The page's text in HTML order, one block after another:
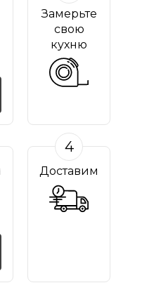
Замерьте
свою
кухню
4
Доставим